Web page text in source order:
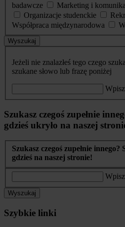
badawcze
Marketing i
Organizacje studenckie
Współpraca międzynarodowa
Wyszukaj
Jeżeli nie znalazłeś tego czego
szukane słowo lub frazę poniżej
Szukasz czegoś zupełnie
gdzieś ukryło na naszej
Szukasz czegoś zupełnie
gdzieś na naszej stronie!
Wyszukaj
Szybkie linki